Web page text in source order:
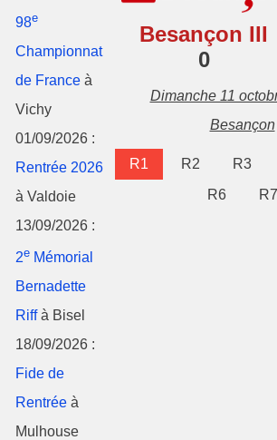
98e
Championnat
de France à
Vichy
01/09/2026 :
Rentrée 2026
à Valdoie
13/09/2026 :
2e Mémorial
Bernadette
Riffà Bisel
18/09/2026 :
Fide de
Rentrée à
Mulhouse
Besançon III
0
Dimanche 11
Besançon
R1 R2
R3
R6
R7